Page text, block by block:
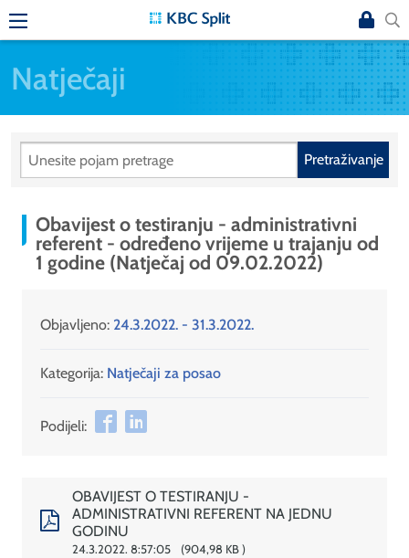
Natječaji
Pretraživanje
Obavijest o testiranju - administrativni
referent - određeno vrijeme u trajanju od
1 godine (Natječaj od 09.02.2022)
Objavljeno: 24.3.2022. - 31.3.2022.
Kategorija: Natječaji za posao
Podijeli:
OBAVIJEST O TESTIRANJU -
ADMINISTRATIVNI REFERENT NA JEDNU
GODINU
24.3.2022. 8:57:05 904,98 KB